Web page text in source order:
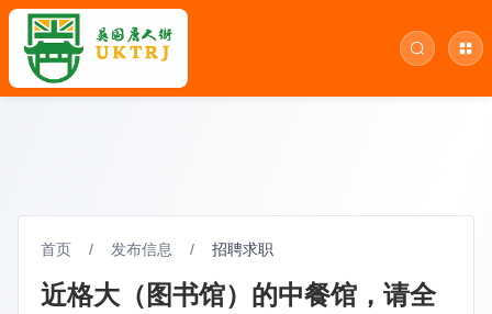
首页 / 发布信息 / 招聘求职
近格大（图书馆）的中餐馆，请全